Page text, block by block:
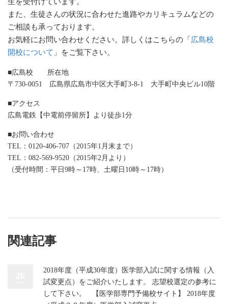
また、生徒さんの状況に合わせた進路やカリキュラムなどの
ご相談も承っております。
お気軽にお問い合わせください。詳しくはこちらの「 広島校
開校について 」をご覧下さい。
■広島校 所在地
〒730-0051 広島県広島市中区大手町3-8-1 大手町中央ビル10階
■アクセス
広島電鉄【中電前停留所】より徒歩1分
■お問い合わせ
TEL：0120-406-707（2015年1月末まで）
TEL：082-569-9520（2015年2月より）
（受付時間：平日9時～17時、土曜日10時～17時）
関連記事
2018年度（平成30年度）医学部入試に関する情報（入
試変更点）をご紹介いたします。 志望校選定の参考に
して下さい。 【医学部専門予備校サイト】 2018年度